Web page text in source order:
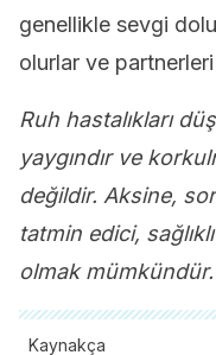
genellikle sevgi
olurlar ve
Ruh hastalıkları
yaygındır ve
değildir. Aksine,
tatmin edici,
olmak mümkündür.
Kaynakça